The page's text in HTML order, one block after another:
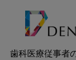
歯科医療従事者